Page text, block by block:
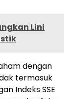
Lini
dengan
termasuk
Indeks SSE